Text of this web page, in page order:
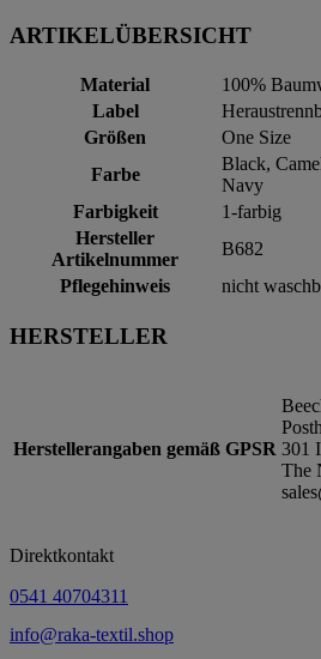
ARTIKELÜBERSICHT
Material
100%
Label
Größen
One Size
Farbe
Black,
Navy
Farbigkeit
1-farbig
Hersteller
Artikelnummer
B682
Pflegehinweis
nicht
HERSTELLER
Herstellerangaben gemäß GPSR 301
The
Direktkontakt
0541 40704311
info@raka-textil.shop